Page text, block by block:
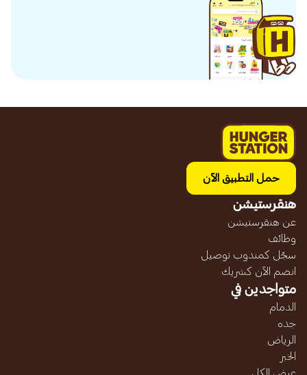
حمل التطبيق الآن
هنقرستيشن
عن هنقرستيشن
وظائف
سجّل كمندوب توصيل
انضم الآن كشريك
متواجدين في
الدمام
جده
الرياض
الخبر